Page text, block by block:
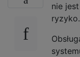
nie
ryzyko.